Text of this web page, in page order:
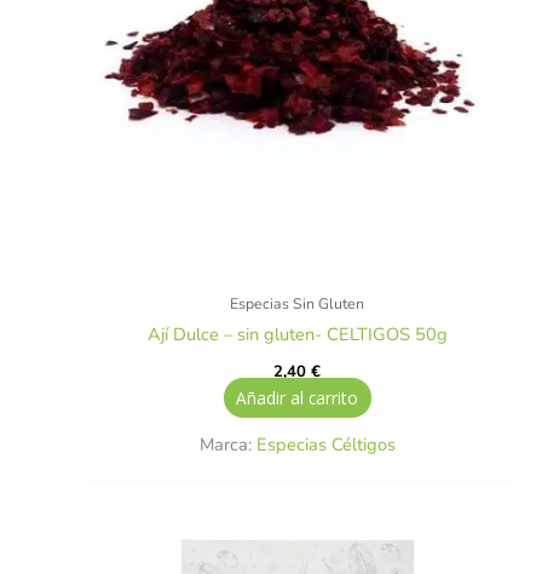
Especias Sin Gluten
Ají Dulce – sin gluten- CELTIGOS 50g
2,40€
Añadir al carrito
Marca: Especias Céltigos